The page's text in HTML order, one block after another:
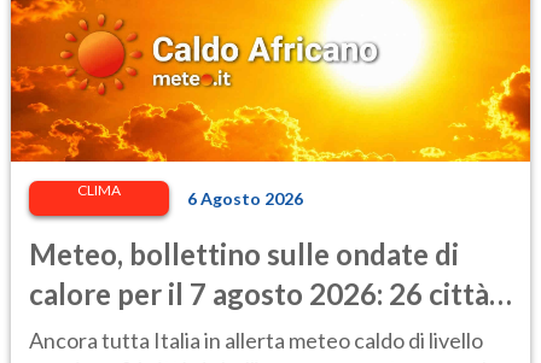
CLIMA 6 Agosto 2026
Meteo, bollettino sulle ondate di
calore per il 7 agosto 2026: 26 città
da bollino rosso in Italia
Ancora tutta Italia in allerta meteo caldo di livello